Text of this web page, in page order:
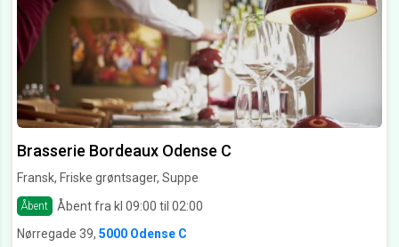
Brasserie Bordeaux Odense C
Fransk, Friske grøntsager, Suppe
Åbent
Åbent fra kl 09:00 til 02:00
Nørregade 39, 5000 Odense C